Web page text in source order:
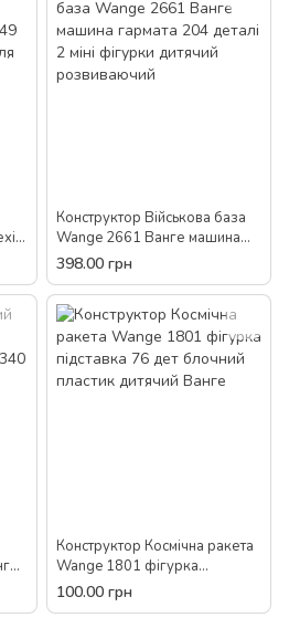
Конструктор Військова база
Wange 2661 Ванге машина
гармата 204 деталі 2 міні
фігурки дитячий розвиваючий
398.00 грн
Конструктор Космічна ракета
Wange 1801 фігурка
підставка 76 дет блочний
пластик дитячий Ванге
100.00 грн